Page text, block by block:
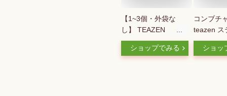
【1~3個・外袋な
し】 TEAZEN
KOMBUCHA
[SHINEMUSCAT / シ
ショップでみる
コンブチ
teazen ス
【国内発
料】 1包
ショッ